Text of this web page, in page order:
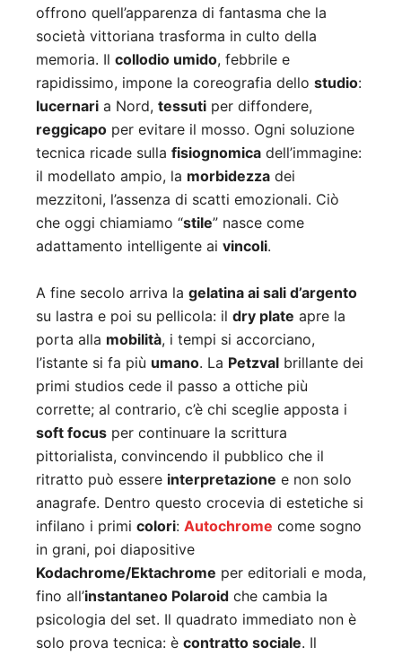
offrono quell’apparenza di fantasma che la
società vittoriana trasforma in culto della
memoria. Il collodio umido, febbrile e
rapidissimo, impone la coreografia dello studio:
lucernari a Nord, tessuti per diffondere,
reggicapo per evitare il mosso. Ogni soluzione
tecnica ricade sulla fisiognomica dell’immagine:
il modellato ampio, la morbidezza dei
mezzitoni, l’assenza di scatti emozionali. Ciò
che oggi chiamiamo “stile” nasce come
adattamento intelligente ai vincoli.
A fine secolo arriva la gelatina ai sali d’argento
su lastra e poi su pellicola: il dry plate apre la
porta alla mobilità, i tempi si accorciano,
l’istante si fa più umano. La Petzval brillante dei
primi studios cede il passo a ottiche più
corrette; al contrario, c’è chi sceglie apposta i
soft focus per continuare la scrittura
pittorialista, convincendo il pubblico che il
ritratto può essere interpretazione e non solo
anagrafe. Dentro questo crocevia di estetiche si
infilano i primi colori: Autochrome come sogno
in grani, poi diapositive
Kodachrome/Ektachrome per editoriali e moda,
fino all’instantaneo Polaroid che cambia la
psicologia del set. Il quadrato immediato non è
solo prova tecnica: è contratto sociale. Il